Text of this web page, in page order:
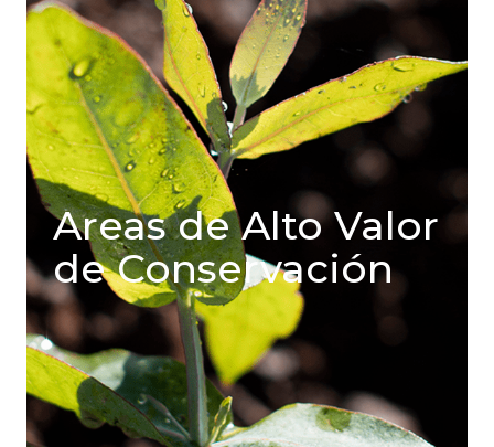
Areas de Alto Valor
de Conservación